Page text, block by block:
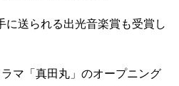
に送られる出光音楽賞も受賞し
マ「真田丸」のオープニング